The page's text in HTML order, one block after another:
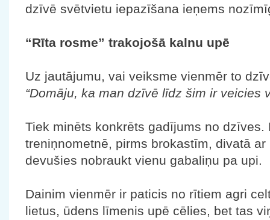
dzīvē svētvietu iepazīšana ieņems
“Rīta rosme” trakojošā kalnu upē
Uz jautājumu, vai veiksme vienmēr to
“Domāju, ka man dzīvē līdz šim ir veicies
Tiek minēts konkrēts gadījums no dzīves.
treniņnometnē, pirms brokastīm, divatā
devušies nobraukt vienu gabaliņu pa upi.
Dainim vienmēr ir paticis no rītiem agri
lietus, ūdens līmenis upē cēlies, bet tas